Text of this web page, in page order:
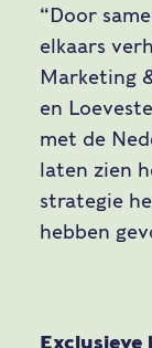
“Door
elkaars
Marketing
en
met de
laten zien
strategie
hebben